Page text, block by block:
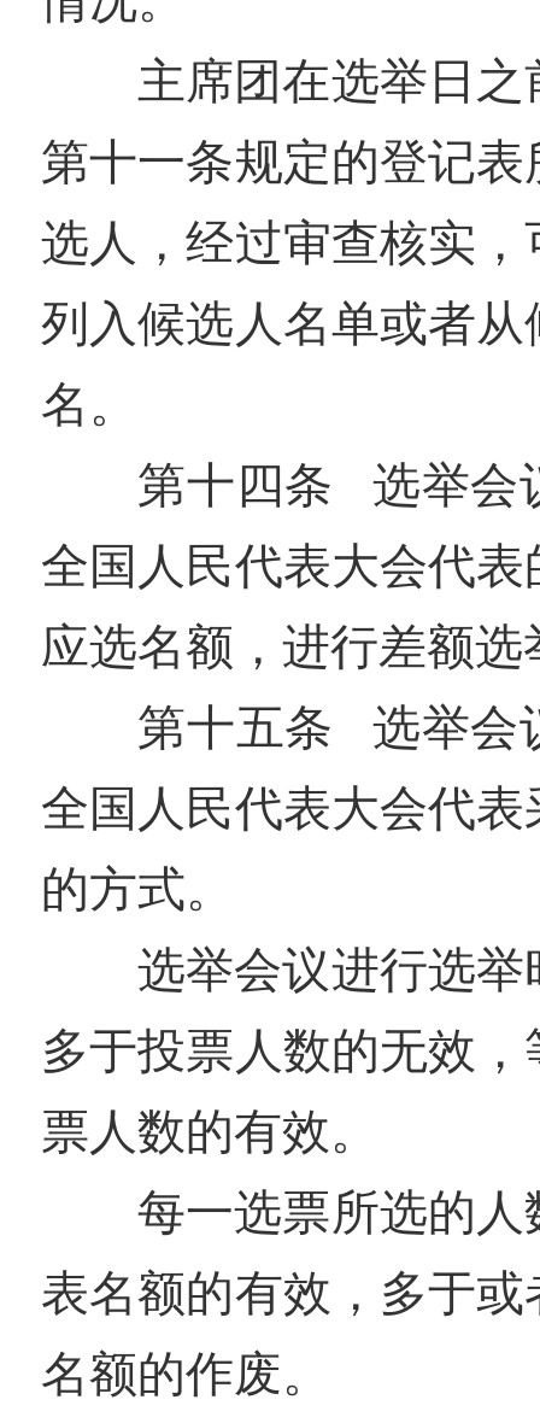
主席团在选举日
第十一条规定的登记
选人，经过审查核实
列入候选人名单或者
名。
第十四条 选举会
全国人民代表大会代
应选名额，进行差额选
第十五条 选举会
全国人民代表大会代
的方式。
选举会议进行选
多于投票人数的无效
票人数的有效。
每一选票所选的
表名额的有效，多于
名额的作废。